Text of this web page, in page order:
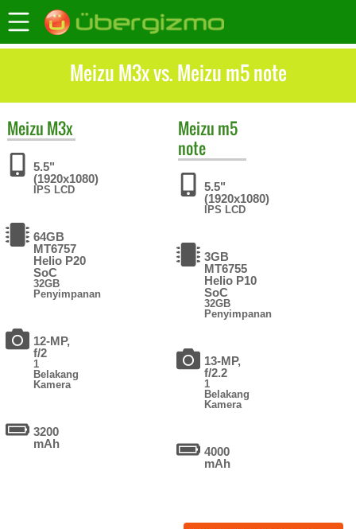
Meizu M3x vs. Meizu m5 note
Meizu M3x
5.5"
(1920x1080)
IPS LCD
64GB
MT6757
Helio P20
SoC
32GB
Penyimpanan
12-MP,
f/2
1
Belakang
Kamera
3200
mAh
Meizu m5
note
5.5"
(1920x1080)
IPS LCD
3GB
MT6755
Helio P10
SoC
32GB
Penyimpanan
13-MP,
f/2.2
1
Belakang
Kamera
4000
mAh